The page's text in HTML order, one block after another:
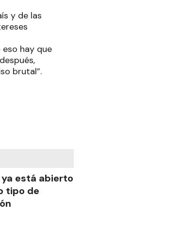
y de las
hay que
brutal”.
está abierto
tipo de